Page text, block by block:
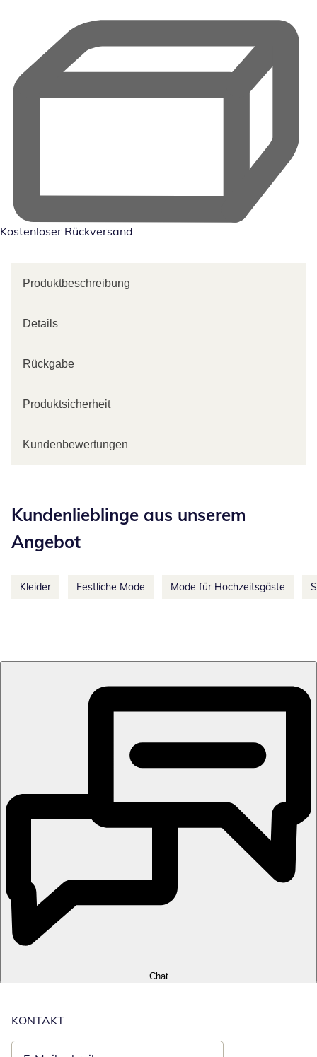
Kostenloser Rückversand
Produktbeschreibung
Details
Rückgabe
Produktsicherheit
Kundenbewertungen
Kundenlieblinge aus unserem
Angebot
Kleider Festliche Mode Mode für Hochzeitsgäste
Chat
KONTAKT